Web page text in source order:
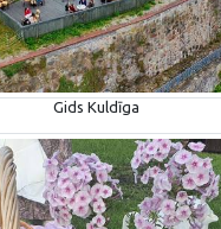
Gids Kuldīga